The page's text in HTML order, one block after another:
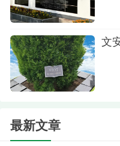
在这个宁静祥和
家人提供了一个安详
在考虑安排葬礼，文
选择，它将以合理的价
最为体贴入微的安排，
文
最新文章